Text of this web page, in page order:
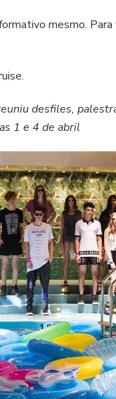
mesmo.
desfiles,
1 e 4 de abril